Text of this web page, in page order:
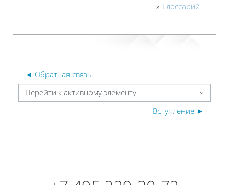
» Глоссарий
◄ Обратная связь
Перейти к активному элементу
Вступление ►